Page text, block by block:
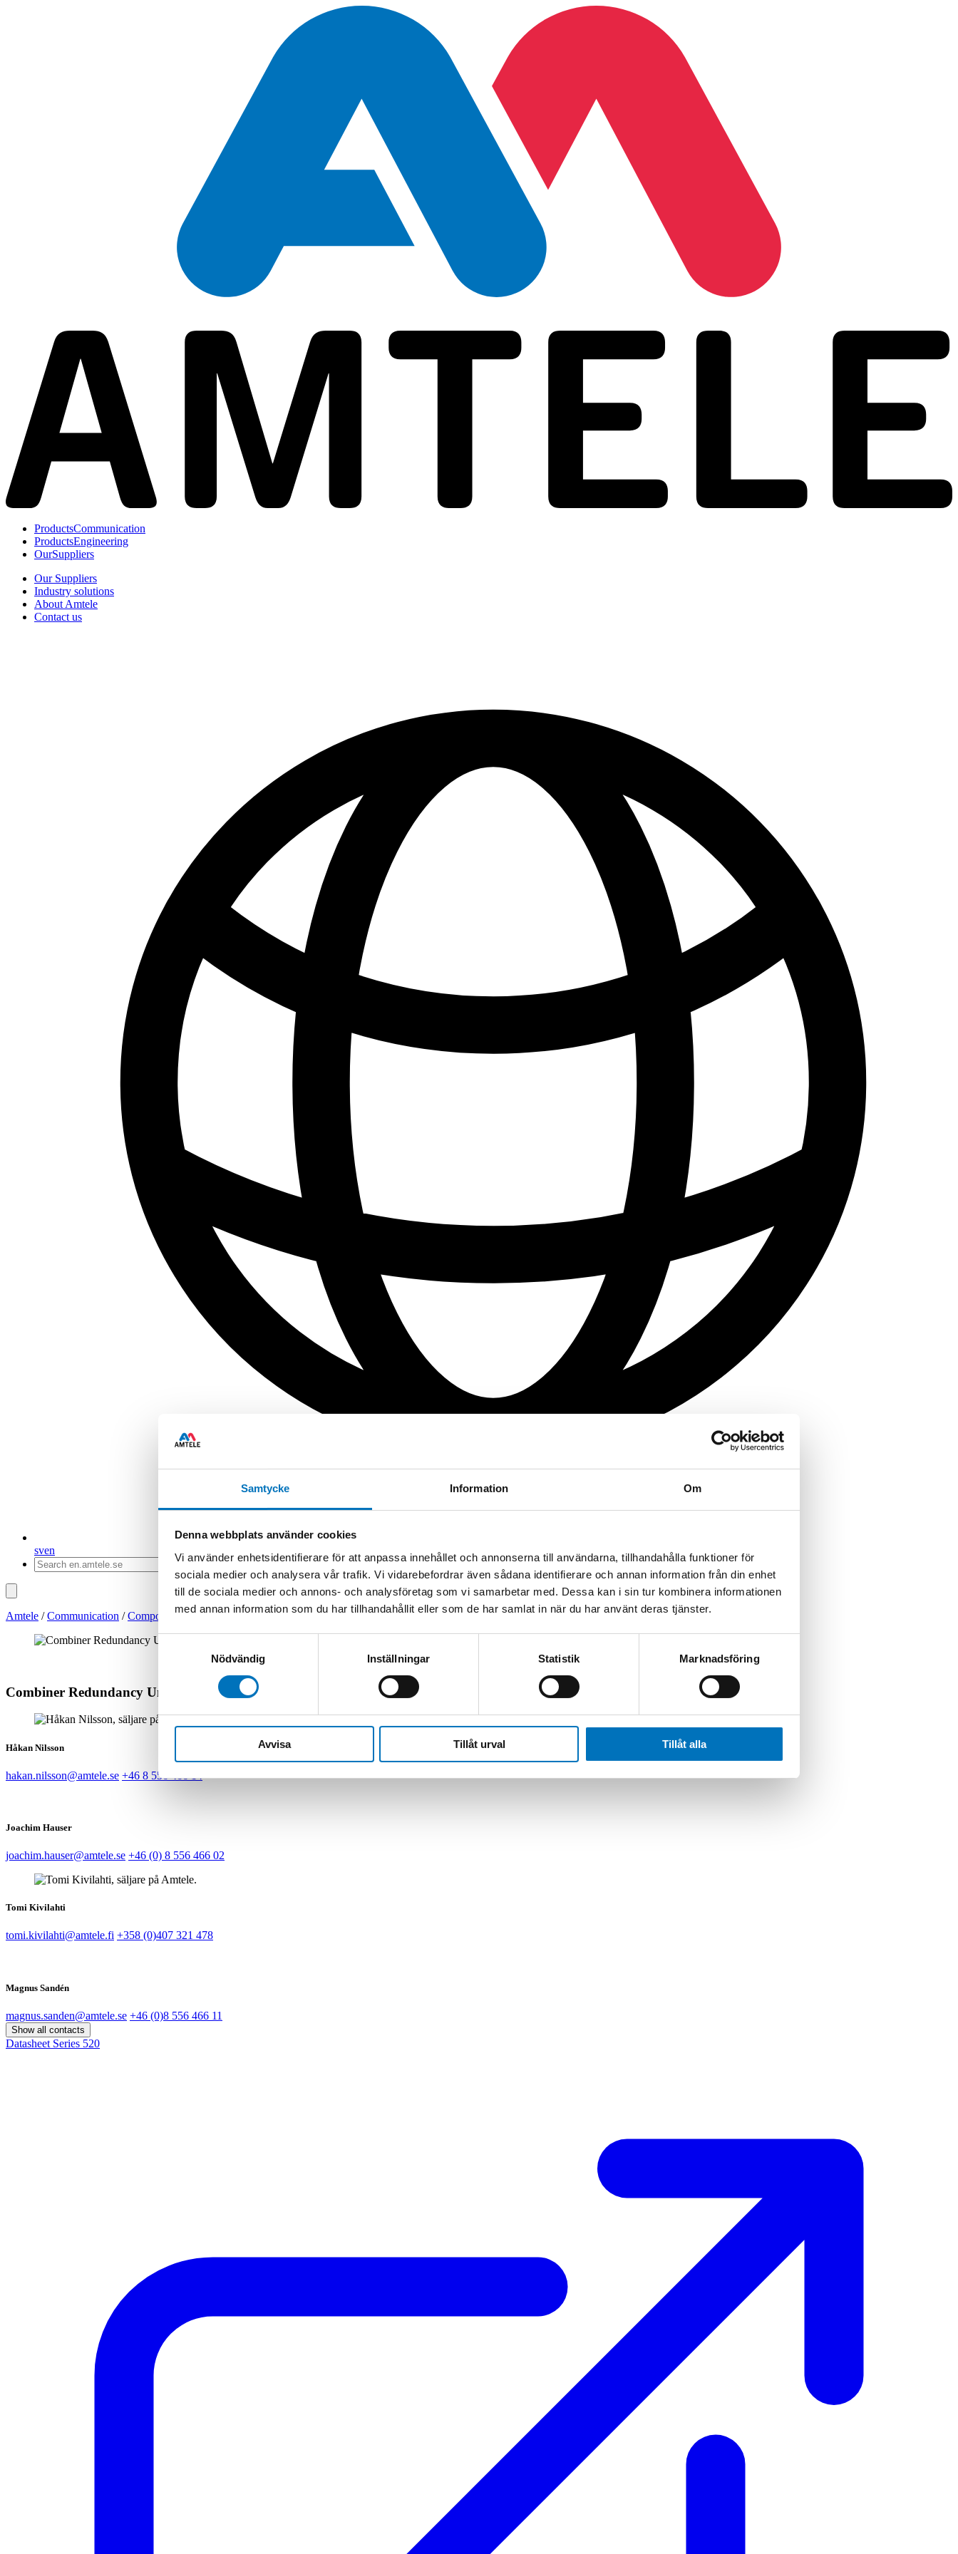
Samtycke Information Om
Denna webbplats använder cookies
Vi använder enhetsidentifierare för att anpassa innehållet och annonserna till användarna, tillhandahålla funktioner för
sociala medier och analysera vår trafik. Vi vidarebefordrar även sådana identifierare och annan information från din enhet
till de sociala medier och annons- och analysföretag som vi samarbetar med. Dessa kan i sin tur kombinera informationen
med annan information som du har tillhandahållit eller som de har samlat in när du har använt deras tjänster.
Samtyckesval
Nödvändig
Inställningar Statistik Marknadsföring
Avvisa Tillåt urval Tillåt alla
ProductsCommunication
ProductsEngineering
OurSuppliers
Our Suppliers
Industry solutions
About Amtele
Contact us
sven
Amtele /Communication /Components/Waveguide/Waveguide Couplers, Divider, Combiners and OMT/ Combiner Redundancy Units
Combiner Redundancy Units
Håkan Nilsson
hakan.nilsson@amtele.se +46 8 556 466 14
Joachim Hauser
joachim.hauser@amtele.se +46 (0) 8 556 466 02
Tomi Kivilahti
tomi.kivilahti@amtele.fi +358 (0)407 321 478
Magnus Sandén
magnus.sanden@amtele.se +46 (0)8 556 466 11
Show all contacts
Datasheet Series 520